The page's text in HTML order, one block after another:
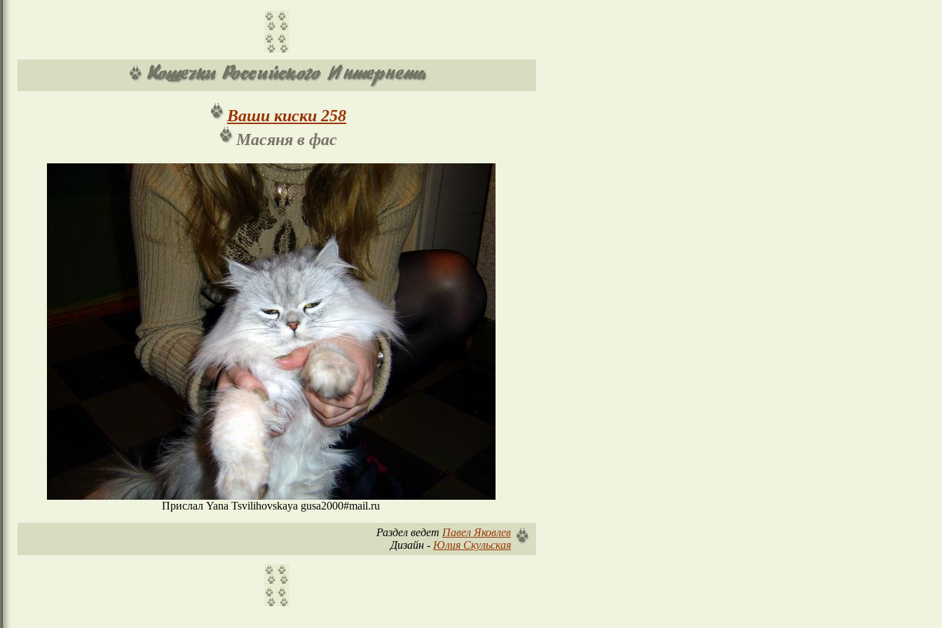
Ваши киски 258
Масяня в фас
Прислал Yana Tsvilihovskaya gusa2000#mail.ru
Раздел ведет Павел Яковлев
Дизайн - Юлия Скульская